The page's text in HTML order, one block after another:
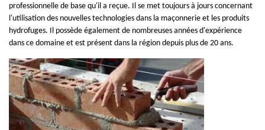
professionnelle de base qu'il a reçue. Il se met toujours à jours concernant
l'utilisation des nouvelles technologies dans la maçonnerie et les produits
hydrofuges. Il possède également de nombreuses années d'expérience
dans ce domaine et est présent dans la région depuis plus de 20 ans.